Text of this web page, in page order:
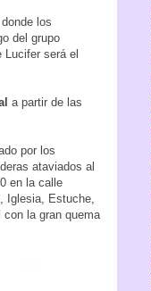
los
del grupo
será el
a partir de las
por los
ataviados al
en la calle
Iglesia, Estuche,
la gran quema